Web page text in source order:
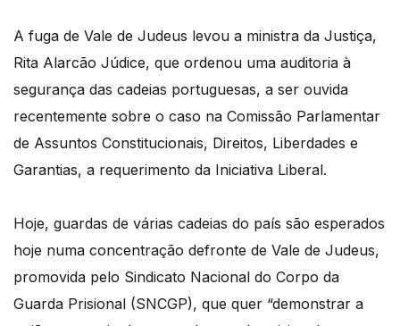
A fuga de Vale de Judeus levou a ministra da Justiça,
Rita Alarcão Júdice, que ordenou uma auditoria à
segurança das cadeias portuguesas, a ser ouvida
recentemente sobre o caso na Comissão Parlamentar
de Assuntos Constitucionais, Direitos, Liberdades e
Garantias, a requerimento da Iniciativa Liberal.
Hoje, guardas de várias cadeias do país são esperados
hoje numa concentração defronte de Vale de Judeus,
promovida pelo Sindicato Nacional do Corpo da
Guarda Prisional (SNCGP), que quer “demonstrar a